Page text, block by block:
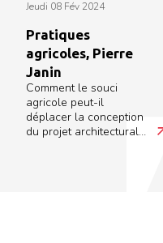
jeudi 08 Fév 2024
Pratiques
agricoles, Pierre
Janin
Comment le souci
agricole peut-il
déplacer la conception
du projet architectural